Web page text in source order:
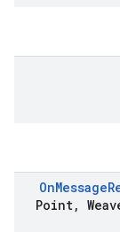
OnMessage
Point,